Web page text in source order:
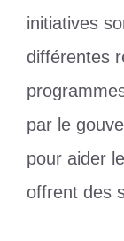
initiatives
différentes
par le
pour aider
offrent des